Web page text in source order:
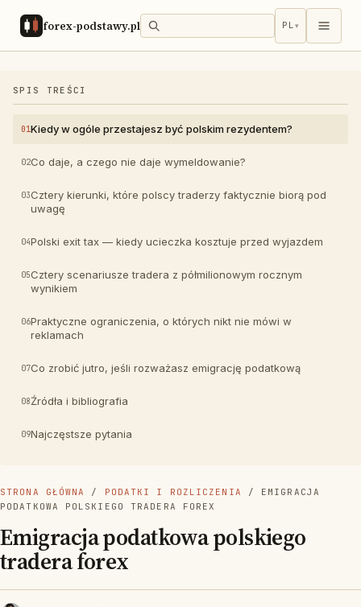
forex-podstawy.pl PL▾
SPIS TREŚCI
Kiedy w ogóle przestajesz być polskim rezydentem?
Co daje, a czego nie daje wymeldowanie?
Cztery kierunki, które polscy traderzy faktycznie biorą pod
uwagę
Polski exit tax — kiedy ucieczka kosztuje przed wyjazdem
Cztery scenariusze tradera z półmilionowym rocznym
wynikiem
Praktyczne ograniczenia, o których nikt nie mówi w
reklamach
Co zrobić jutro, jeśli rozważasz emigrację podatkową
Źródła i bibliografia
Najczęstsze pytania
STRONA GŁÓWNA / PODATKI I ROZLICZENIA
/ EMIGRACJA
PODATKOWA POLSKIEGO TRADERA FOREX
Emigracja podatkowa polskiego
tradera forex